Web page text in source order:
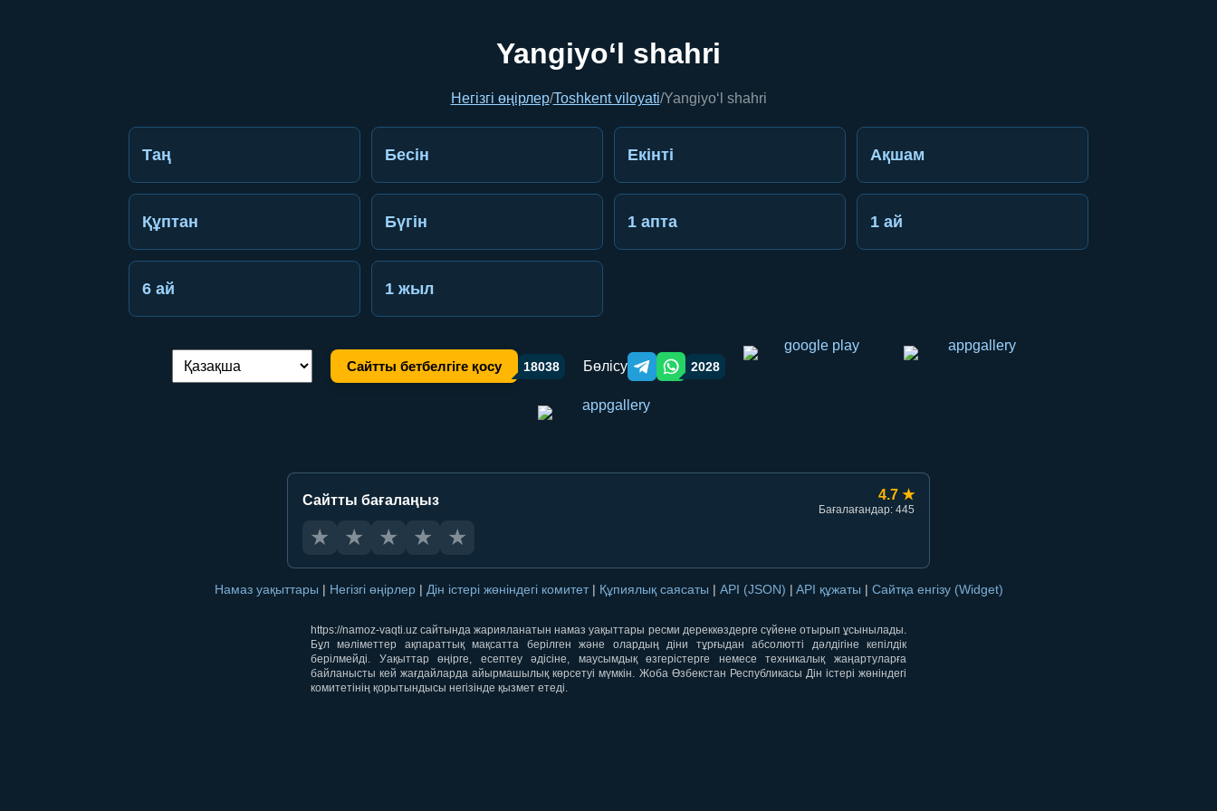
Yangiyo‘l shahri
Негізгі өңірлер/Toshkent viloyati/Yangiyo‘l shahri
Таң Бесін Екінті Ақшам
Құптан Бүгін 1 апта 1 ай
6 ай 1 жыл
Тілді ауыстыру: Сайтты бетбелгіге қосу 18038 Бөлісу Telegram orqali ulashish
WhatsApp orqali ulashish
2028
Сайтты бағалаңыз 4.7 ★
Бағалағандар: 445
★ ★ ★ ★ ★
Намаз уақыттары | Негізгі өңірлер | Дін істері жөніндегі комитет | Құпиялық саясаты | API (JSON) | API құжаты | Сайтқа енгізу (Widget)
https://namoz-vaqti.uz сайтында жарияланатын намаз уақыттары ресми дереккөздерге сүйене отырып ұсынылады.
Бұл мәліметтер ақпараттық мақсатта берілген және олардың діни тұрғыдан абсолютті дәлдігіне кепілдік
берілмейді. Уақыттар өңірге, есептеу әдісіне, маусымдық өзгерістерге немесе техникалық жаңартуларға
байланысты кей жағдайларда айырмашылық көрсетуі мүмкін. Жоба Өзбекстан Республикасы Дін істері жөніндегі
комитетінің қорытындысы негізінде қызмет етеді.